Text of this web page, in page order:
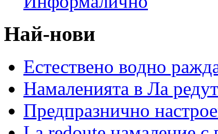
Най-нови
Естествено водно
Намаленията в Ла
Предпразнично